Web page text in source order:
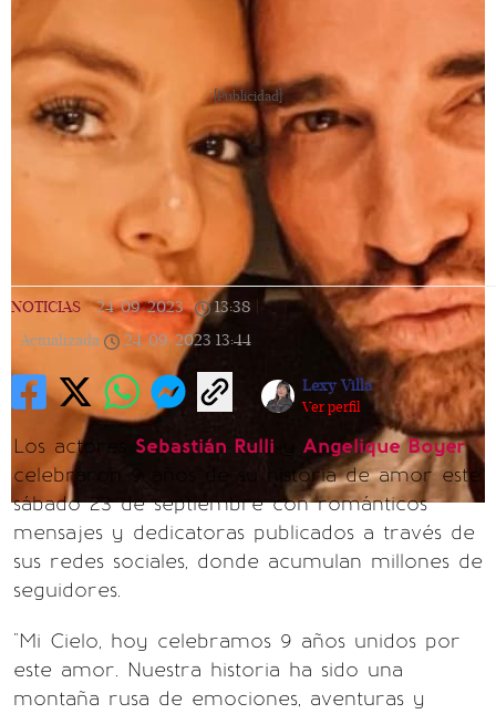
[Publicidad]
NOTICIAS | 24/09/2023 | 13:38
Actualizada
24/09/2023 13:44
Lexy Villa
Ver perfil
Los actores Sebastián Rulli
Angelique Boyer
celebraron 9 años de su historia de amor este
sábado 23 de septiembre con románticos
mensajes y dedicatoras publicados a través de
sus redes sociales, donde acumulan millones de
seguidores.
"Mi Cielo, hoy celebramos 9 años unidos por
este amor. Nuestra historia ha sido una
montaña rusa de emociones, aventuras y